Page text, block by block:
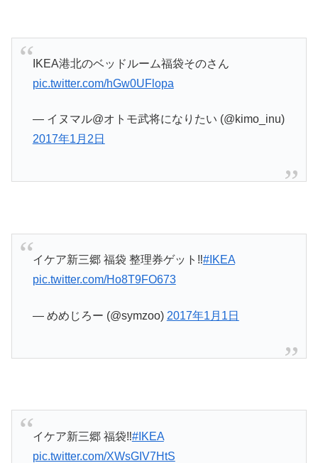
IKEA港北のベッドルーム福袋そのさん
pic.twitter.com/hGw0UFlopa
— イヌマル@オトモ武将になりたい (@kimo_inu)
2017年1月2日
イケア新三郷 福袋 整理券ゲット‼️#IKEA
pic.twitter.com/Ho8T9FO673
— めめじろー (@symzoo) 2017年1月1日
イケア新三郷 福袋‼️#IKEA
pic.twitter.com/XWsGIV7HtS